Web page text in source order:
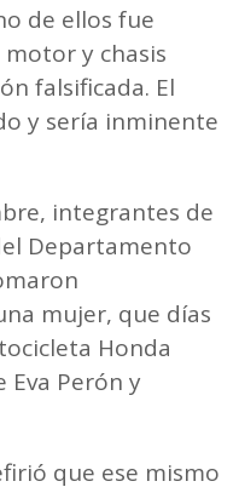
de ellos fue
y chasis
falsificada. El
y sería inminente
integrantes de
Departamento
mujer, que días
Honda
Eva Perón y
que ese mismo